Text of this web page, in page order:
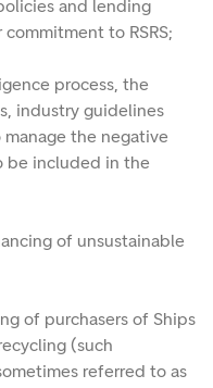
and lending
to RSRS;
process, the
industry guidelines
the negative
be included in the
of unsustainable
of purchasers of Ships
(such
referred to as